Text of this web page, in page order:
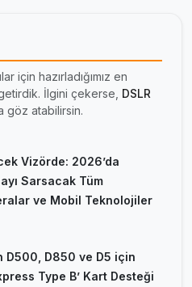
için hazırladığımız en
İlgini çekerse, DSLR
göz atabilirsin.
Vizörde: 2026’da
Sarsacak Tüm
ve Mobil Teknolojiler
D500, D850 ve D5 için
Type B’ Kart Desteği